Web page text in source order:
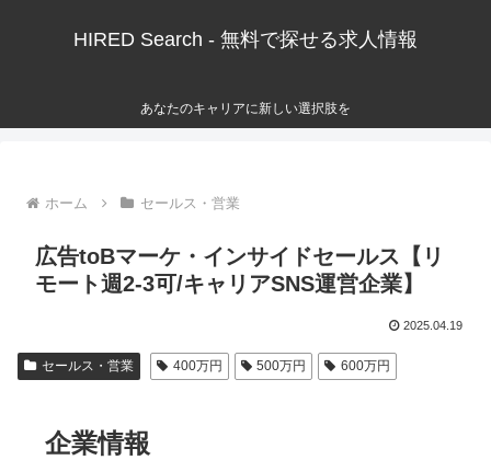
HIRED Search - 無料で探せる求人情報
あなたのキャリアに新しい選択肢を
ホーム セールス・営業
広告toBマーケ・インサイドセールス【リ
モート週2-3可/キャリアSNS運営企業】
2025.04.19
セールス・営業 400万円 500万円 600万円
企業情報